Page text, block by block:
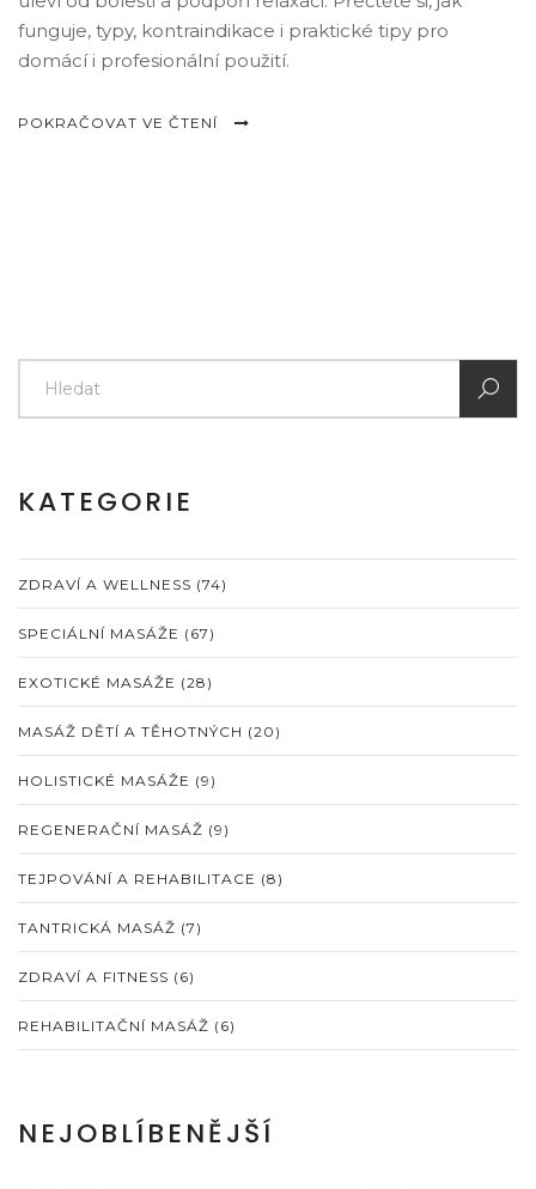
funguje, typy, kontraindikace i praktické tipy pro
domácí i profesionální použití.
POKRAČOVAT VE ČTENÍ
KATEGORIE
ZDRAVÍ A WELLNESS (74)
SPECIÁLNÍ MASÁŽE (67)
EXOTICKÉ MASÁŽE (28)
MASÁŽ DĚTÍ A TĚHOTNÝCH (20)
HOLISTICKÉ MASÁŽE (9)
REGENERAČNÍ MASÁŽ (9)
TEJPOVÁNÍ A REHABILITACE (8)
TANTRICKÁ MASÁŽ (7)
ZDRAVÍ A FITNESS (6)
REHABILITAČNÍ MASÁŽ (6)
NEJOBLÍBENĚJŠÍ